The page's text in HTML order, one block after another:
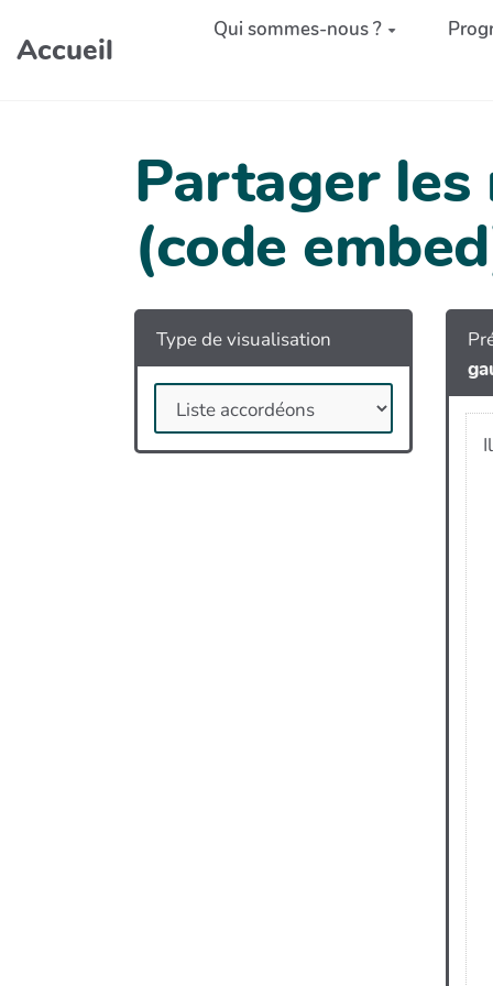
Aller au contenu principal
Accueil
Qui sommes-nous ?
Partager
(code
Type de visualisation